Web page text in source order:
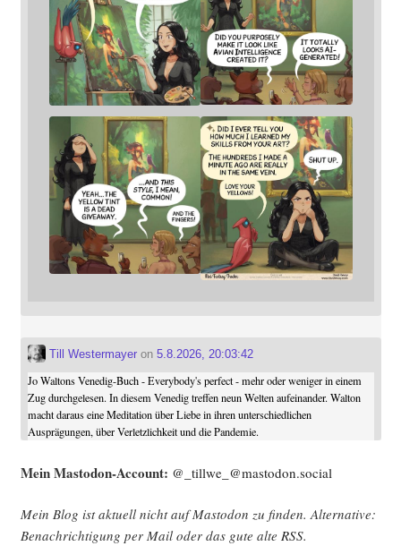
Till Westermayeron 5.8.2026, 20:03:42
Jo Waltons Venedig-Buch - Everybody's perfect - mehr oder weniger in einem
Zug durchgelesen. In diesem Venedig treffen neun Welten aufeinander. Walton
macht daraus eine Meditation über Liebe in ihren unterschiedlichen
Ausprägungen, über Verletzlichkeit und die Pandemie.
Mein Mast­o­don-Account: @_tillwe_@mastodon.social
Mein Blog ist aktu­ell nicht auf Mast­o­don zu fin­den. Alter­na­ti­ve:
Benach­rich­ti­gung per Mail oder das gute alte RSS.